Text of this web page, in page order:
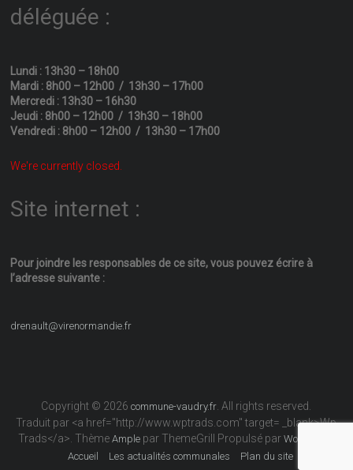
déléguée :
Lundi : 13h30 – 18h00
Mardi : 8h00 – 12h00 / 13h30 – 17h00
Mercredi : 13h30 – 16h30
Jeudi : 8h00 – 12h00 / 13h30 – 18h00
Vendredi : 8h00 – 12h00 / 13h30 – 17h00
We're currently closed.
Site internet :
Pour joindre les responsables de ce site, vous pouvez écrire à
l’adresse suivante :
drenault@virenormandie.fr
Copyright © 2026commune-vaudry.fr . All rights reserved.
Traduit par <a href="http://www.wptrads.com" target= _blank>Wp
Trads</a>. ThèmeAmple par ThemeGrill Propulsé parWordPress
Accueil
Les actualités communales Plan du site